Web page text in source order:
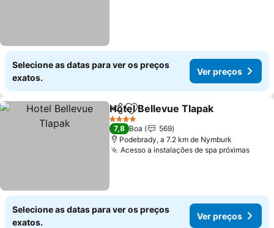
Selecione as datas para ver os preços
exatos.
Ver preços
PartilharAdicionar aos favoritos
Hotel Bellevue Tlapak
4 Estrelas
7,8 Boa
569
Podebrady, a 7.2 km de Nymburk
Acesso a instalações de spa próximasVer
Selecione as datas para ver os preços
exatos.
Ver preços